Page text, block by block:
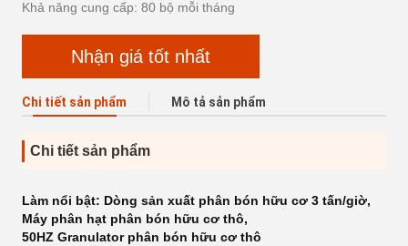
Khả năng cung cấp: 80 bộ mỗi tháng
Nhận giá tốt nhất
Chi tiết sản phẩm Mô tả sản phẩm
Chi tiết sản phẩm
Làm nổi bật: Dòng sản xuất phân bón hữu cơ 3 tấn/giờ,
Máy phân hạt phân bón hữu cơ thô,
50HZ Granulator phân bón hữu cơ thô